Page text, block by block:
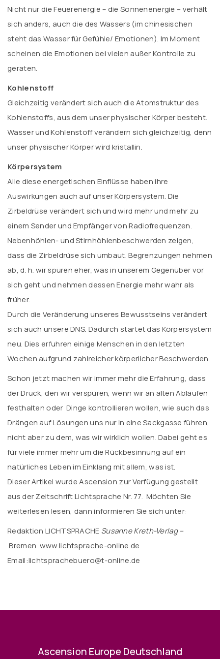
Nicht nur die Feuerenergie – die Sonnenenergie – verhält
sich anders, auch die des Wassers (im chinesischen
steht das Wasser für Gefühle/ Emotionen). Im Moment
scheinen die Emotionen bei vielen außer Kontrolle zu
geraten.
Kohlenstoff
Gleichzeitig verändert sich auch die Atomstruktur des
Kohlenstoffs, aus dem unser physischer Körper besteht.
Wasser und Kohlenstoff verändern sich gleichzeitig, denn
unser physischer Körper wird kristallin.
Körpersystem
Alle diese energetischen Einflüsse haben ihre
Auswirkungen auch auf unser Körpersystem. Die
Zirbeldrüse verändert sich und wird mehr und mehr zu
einem Sender und Empfänger von Radiofrequenzen.
Nebenhöhlen- und Stirnhöhlenbeschwerden zeigen,
dass die Zirbeldrüse sich umbaut. Begrenzungen nehmen
ab, d. h. wir spüren eher, was in unserem Gegenüber vor
sich geht und nehmen dessen Energie mehr wahr als
früher.
Durch die Veränderung unseres Bewusstseins verändert
sich auch unsere DNS. Dadurch startet das Körpersystem
neu. Dies erfuhren einige Menschen in den letzten
Wochen aufgrund zahlreicher körperlicher Beschwerden.
Schon jetzt machen wir immer mehr die Erfahrung, dass
der Druck, den wir verspüren, wenn wir an alten Abläufen
festhalten oder Dinge kontrollieren wollen, wie auch das
Drängen auf Lösungen uns nur in eine Sackgasse führen,
nicht aber zu dem, was wir wirklich wollen. Dabei geht es
für viele immer mehr um die Rückbesinnung auf ein
natürliches Leben im Einklang mit allem, was ist.
Dieser Artikel wurde Ascension zur Verfügung gestellt
aus der Zeitschrift Lichtsprache Nr. 77. Möchten Sie
weiterlesen lesen, dann informieren Sie sich unter:
Redaktion LICHTSPRACHE Susanne Kreth-Verlag –
Bremen www.lichtsprache-online.de
Email:lichtsprachebuero@t-online.de
Ascension Europe Deutschland